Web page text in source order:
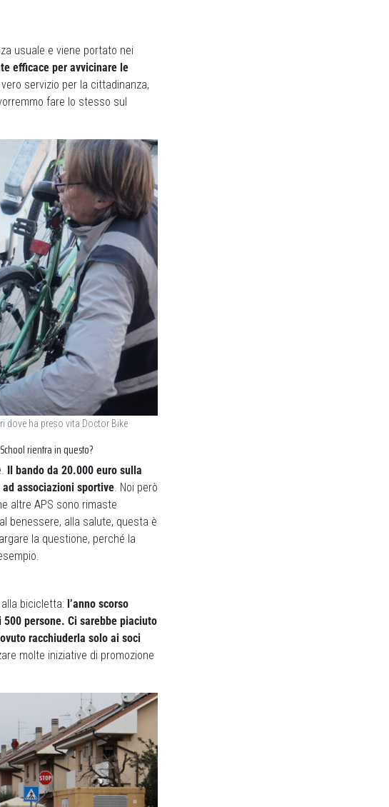
usuale e viene portato nei
efficace per avvicinare le
servizio per la cittadinanza,
fare lo stesso sul
dove ha preso vita Doctor Bike
rientra in questo?
Il bando da 20.000 euro sulla
associazioni sportive. Noi però
altre APS sono rimaste
benessere, alla salute, questa è
la questione, perché la
bicicletta: l’anno scorso
persone. Ci sarebbe piaciuto
racchiuderla solo ai soci
molte iniziative di promozione